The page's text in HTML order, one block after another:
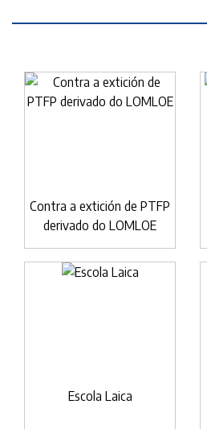
Contra a extición de PTFP
derivado do LOMLOE
Escola Laica